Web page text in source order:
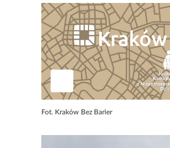
Fot. Kraków Bez Barier